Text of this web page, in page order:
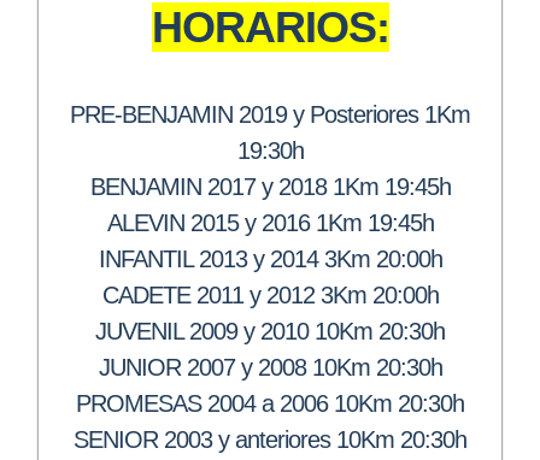
HORARIOS:
PRE-BENJAMIN 2019 y Posteriores 1Km
19:30h
BENJAMIN 2017 y 2018 1Km 19:45h
ALEVIN 2015 y 2016 1Km 19:45h
INFANTIL 2013 y 2014 3Km 20:00h
CADETE 2011 y 2012 3Km 20:00h
JUVENIL 2009 y 2010 10Km 20:30h
JUNIOR 2007 y 2008 10Km 20:30h
PROMESAS 2004 a 2006 10Km 20:30h
SENIOR 2003 y anteriores 10Km 20:30h